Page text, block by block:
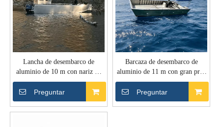
Lancha de desembarco de
aluminio de 10 m con nariz de
empuje de goma pesada
Preguntar
Barcaza de desembarco de
aluminio de 11 m con gran proa
abierta
Preguntar